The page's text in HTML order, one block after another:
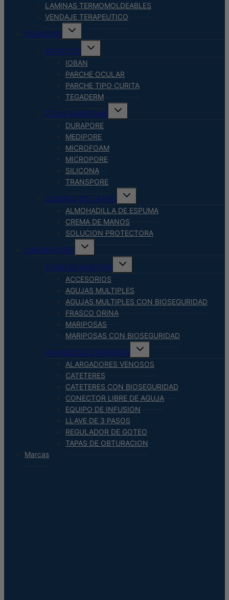
LAMINAS TERMOMOLDEABLES
VENDAJE TERAPEUTICO
CURACION
Alternar
APOSITOS
Alternar
hijo
IOBAN
PARCHE OCULAR
PARCHE TIPO CURITA
TEGADERM
TELAS ADHESIVAS
Alternar
DURAPORE
MEDIPORE
MICROFOAM
MICROPORE
SILICONA
TRANSPORE
CUIDADO DE LA PIEL
Alternar
hijo
ALMOHADILLA DE ESPUMA
CREMA DE MANOS
SOLUCION PROTECTORA
LABORATORIO
Alternar
TOMA DE MUESTRA
Alternar
ACCESORIOS
AGUJAS MULTIPLES
AGUJAS MULTIPLES CON BIOSEGURIDAD
FRASCO ORINA
MARIPOSAS
MARIPOSAS CON BIOSEGURIDAD
VIA VENOSA E INFUSION
Alternar
hijo
ALARGADORES VENOSOS
CATETERES
CATETERES CON BIOSEGURIDAD
CONECTOR LIBRE DE AGUJA
EQUIPO DE INFUSION
LLAVE DE 3 PASOS
REGULADOR DE GOTEO
TAPAS DE OBTURACION
Marcas